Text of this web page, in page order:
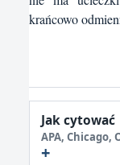
krańcowo
Jak cytować
APA, Chicago,